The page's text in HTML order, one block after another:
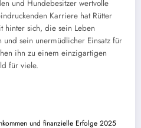
und Hundebesitzer wertvolle
Karriere hat Rütter
hinter sich, die sein Leben
sein unermüdlicher Einsatz für
ihn zu einem einzigartigen
für viele.
und finanzielle Erfolge 2025